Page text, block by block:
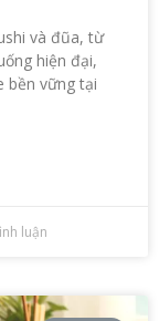
và đũa, từ
hiện đại,
bền vững tại
luận